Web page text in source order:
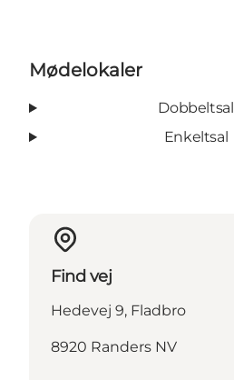
Mødelokaler
Dobbeltsal
Enkeltsal
Find vej
Hedevej 9, Fladbro
8920 Randers NV